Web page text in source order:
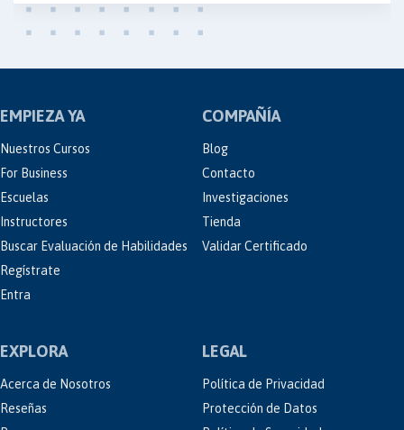
EMPIEZA YA
Nuestros Cursos
For Business
Escuelas
Instructores
Buscar Evaluación de Habilidades
Regístrate
Entra
COMPAÑÍA
Blog
Contacto
Investigaciones
Tienda
Validar Certificado
EXPLORA
Acerca de Nosotros
Reseñas
LEGAL
Política de Privacidad
Protección de Datos